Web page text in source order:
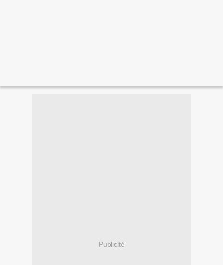
Publicité